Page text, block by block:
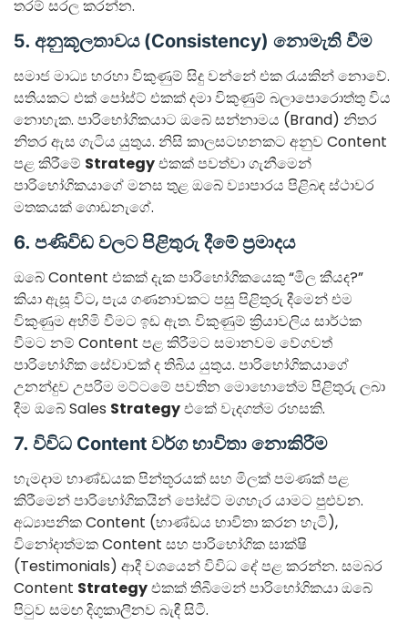
තරම් සරල කරන්න.
5. අනුකූලතාවය (Consistency) නොමැති වීම
සමාජ මාධ්‍ය හරහා විකුණුම් සිදු වන්නේ එක රැයකින් නොවේ.
සතියකට එක් පෝස්ට් එකක් දමා විකුණුම් බලාපොරොත්තු විය
නොහැක. පාරිභෝගිකයාට ඔබේ සන්නාමය (Brand) නිතර
නිතර ඇස ගැටිය යුතුය. නිසි කාලසටහනකට අනුව Content
පළ කිරීමේ Strategyඑකක් පවත්වා ගැනීමෙන්
පාරිභෝගිකයාගේ මනස තුළ ඔබේ ව්‍යාපාරය පිළිබඳ ස්ථාවර
මතකයක් ගොඩනැගේ.
6. පණිවිඩ වලට පිළිතුරු දීමේ ප්‍රමාදය
ඔබේ Content එකක් දැක පාරිභෝගිකයෙකු “මිල කීයද?”
කියා ඇසූ විට, පැය ගණනාවකට පසු පිළිතුරු දීමෙන් එම
විකුණුම අහිමි වීමට ඉඩ ඇත. විකුණුම් ක්‍රියාවලිය සාර්ථක
වීමට නම් Content පළ කිරීමට සමානවම වේගවත්
පාරිභෝගික සේවාවක් ද තිබිය යුතුය. පාරිභෝගිකයාගේ
උනන්දුව උපරිම මට්ටමේ පවතින මොහොතේම පිළිතුරු ලබා
දීම ඔබේ Sales Strategyඑකේ වැදගත්ම රහසකි.
7. විවිධ Content වර්ග භාවිතා නොකිරීම
හැමදාම භාණ්ඩයක පින්තූරයක් සහ මිලක් පමණක් පළ
කිරීමෙන් පාරිභෝගිකයින් පෝස්ට් මගහැර යාමට පුළුවන.
අධ්‍යාපනික Content (භාණ්ඩය භාවිතා කරන හැටි),
විනෝදාත්මක Content සහ පාරිභෝගික සාක්ෂි
(Testimonials) ආදී වශයෙන් විවිධ දේ පළ කරන්න. සමබර
Content Strategyඑකක් තිබීමෙන් පාරිභෝගිකයා ඔබේ
පිටුව සමඟ දිගුකාලීනව බැඳී සිටී.